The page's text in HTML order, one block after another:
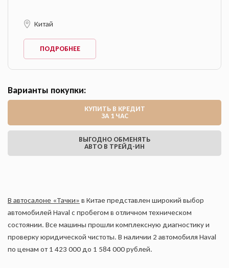
Китай
ПОДРОБНЕЕ
Варианты покупки:
КУПИТЬ В КРЕДИТ
ЗА 1 ЧАС
ВЫГОДНО ОБМЕНЯТЬ
АВТО В ТРЕЙД-ИН
В автосалоне «Тачки» в Китае представлен широкий выбор
автомобилей Haval с пробегом в отличном техническом
состоянии. Все машины прошли комплексную диагностику и
проверку юридической чистоты. В наличии 2 автомобиля Haval
по ценам от 1 423 000 до 1 584 000 рублей.